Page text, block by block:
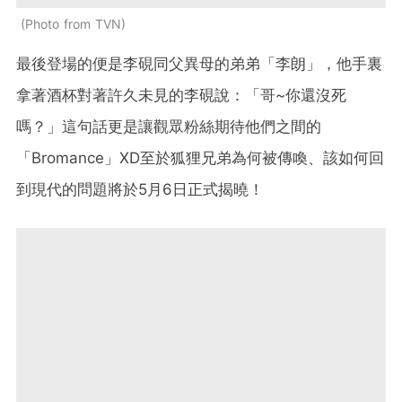
Photo from TVN
最後登場的便是李硯同父異母的弟弟「李朗」，他手裏
拿著酒杯對著許久未見的李硯說：「哥~你還沒死
嗎？」這句話更是讓觀眾粉絲期待他們之間的
「Bromance」XD至於狐狸兄弟為何被傳喚、該如何回
到現代的問題將於5月6日正式揭曉！